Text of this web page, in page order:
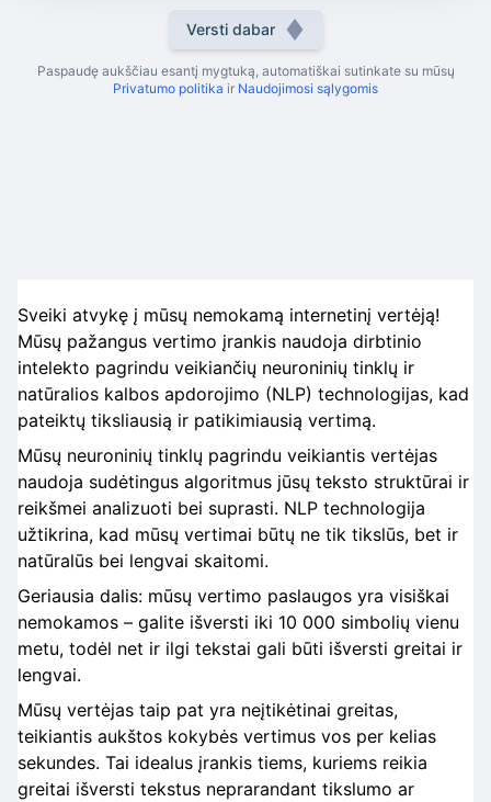
Versti dabar
Paspaudę aukščiau esantį mygtuką, automatiškai sutinkate su mūsų
Privatumo politika ir Naudojimosi sąlygomis
Sveiki atvykę į mūsų nemokamą internetinį vertėją!
Mūsų pažangus vertimo įrankis naudoja dirbtinio
intelekto pagrindu veikiančių neuroninių tinklų ir
natūralios kalbos apdorojimo (NLP) technologijas, kad
pateiktų tiksliausią ir patikimiausią vertimą.
Mūsų neuroninių tinklų pagrindu veikiantis vertėjas
naudoja sudėtingus algoritmus jūsų teksto struktūrai ir
reikšmei analizuoti bei suprasti. NLP technologija
užtikrina, kad mūsų vertimai būtų ne tik tikslūs, bet ir
natūralūs bei lengvai skaitomi.
Geriausia dalis: mūsų vertimo paslaugos yra visiškai
nemokamos – galite išversti iki 10 000 simbolių vienu
metu, todėl net ir ilgi tekstai gali būti išversti greitai ir
lengvai.
Mūsų vertėjas taip pat yra neįtikėtinai greitas,
teikiantis aukštos kokybės vertimus vos per kelias
sekundes. Tai idealus įrankis tiems, kuriems reikia
greitai išversti tekstus neprarandant tikslumo ar